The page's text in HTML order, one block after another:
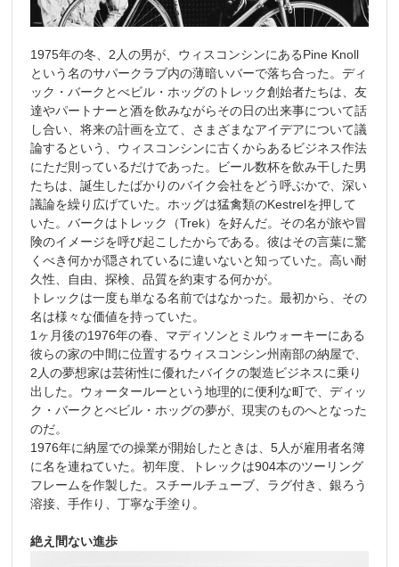
1975年の冬、2人の男が、ウィスコンシンにあるPine Knoll
という名のサパークラブ内の薄暗いバーで落ち合った。ディ
ック・バークとべビル・ホッグのトレック創始者たちは、友
達やパートナーと酒を飲みながらその日の出来事について話
し合い、将来の計画を立て、さまざまなアイデアについて議
論するという、ウィスコンシンに古くからあるビジネス作法
にただ則っているだけであった。ビール数杯を飲み干した男
たちは、誕生したばかりのバイク会社をどう呼ぶかで、深い
議論を繰り広げていた。ホッグは猛禽類のKestrelを押して
いた。バークはトレック（Trek）を好んだ。その名が旅や冒
険のイメージを呼び起こしたからである。彼はその言葉に驚
くべき何かが隠されているに違いないと知っていた。高い耐
久性、自由、探検、品質を約束する何かが。
トレックは一度も単なる名前ではなかった。最初から、その
名は様々な価値を持っていた。
1ヶ月後の1976年の春、マディソンとミルウォーキーにある
彼らの家の中間に位置するウィスコンシン州南部の納屋で、
2人の夢想家は芸術性に優れたバイクの製造ビジネスに乗り
出した。ウォータールーという地理的に便利な町で、ディッ
ク・バークとべビル・ホッグの夢が、現実のものへとなった
のだ。
1976年に納屋での操業が開始したときは、5人が雇用者名簿
に名を連ねていた。初年度、トレックは904本のツーリング
フレームを作製した。スチールチューブ、ラグ付き、銀ろう
溶接、手作り、丁寧な手塗り。
絶え間ない進歩